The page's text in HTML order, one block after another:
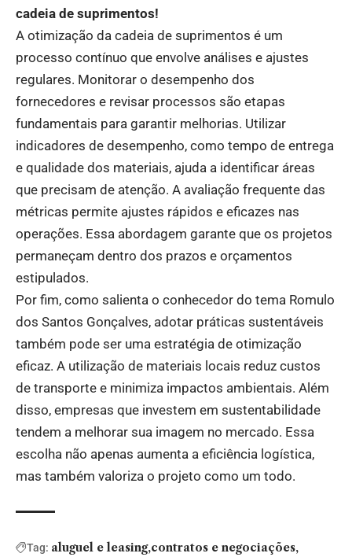
cadeia de suprimentos!
A otimização da cadeia de suprimentos é um
processo contínuo que envolve análises e ajustes
regulares. Monitorar o desempenho dos
fornecedores e revisar processos são etapas
fundamentais para garantir melhorias. Utilizar
indicadores de desempenho, como tempo de entrega
e qualidade dos materiais, ajuda a identificar áreas
que precisam de atenção. A avaliação frequente das
métricas permite ajustes rápidos e eficazes nas
operações. Essa abordagem garante que os projetos
permaneçam dentro dos prazos e orçamentos
estipulados.
Por fim, como salienta o conhecedor do tema Romulo
dos Santos Gonçalves, adotar práticas sustentáveis
também pode ser uma estratégia de otimização
eficaz. A utilização de materiais locais reduz custos
de transporte e minimiza impactos ambientais. Além
disso, empresas que investem em sustentabilidade
tendem a melhorar sua imagem no mercado. Essa
escolha não apenas aumenta a eficiência logística,
mas também valoriza o projeto como um todo.
Tag: aluguel e leasing contratos e negociações